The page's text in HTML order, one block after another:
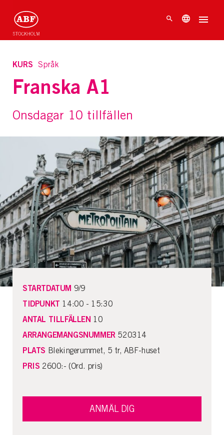
KURS Språk
Franska A1
Onsdagar 10 tillfällen
STARTDATUM 9/9
TIDPUNKT 14:00 - 15:30
ANTAL TILLFÄLLEN 10
ARRANGEMANGSNUMMER 520314
PLATS Blekingerummet, 5 tr, ABF-huset
PRIS 2600:- (Ord. pris)
ANMÄL DIG